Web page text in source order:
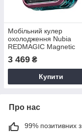
Мобільний кулер
охолодження Nubia
REDMAGIC Magnetic
Liquid Cooler 5 Pro pink
3 469 ₴
Купити
Про нас
99% позитивних з